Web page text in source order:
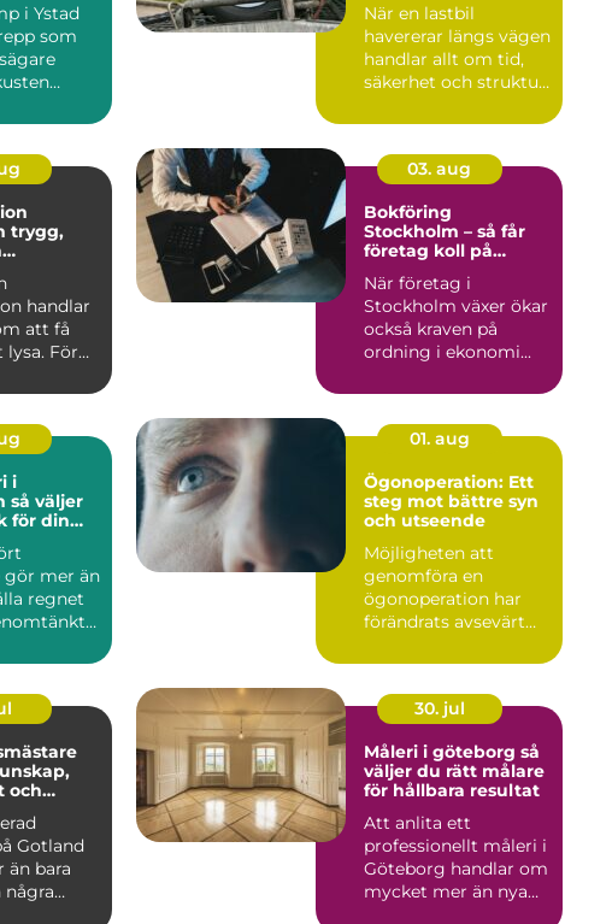
i Ystad
som
När en lastbil
havererar längs vägen
handlar allt om tid,
säkerhet och struktur.
handlar
att få
För
03. aug
Bokföring
Stockholm – så får
företag koll på
När företag i
Stockholm växer ökar
också kraven på
ordning i ekonomi...
i
för din
gör mer än
regnet
01. aug
Ögonoperation: Ett
steg mot bättre syn
och utseende
Möjligheten att
genomföra en
ögonoperation har
förändrats avsevärt
och
Gotland
än bara
några
30. jul
Måleri i göteborg så
väljer du rätt målare
för hållbara resultat
Att anlita ett
professionellt måleri i
Göteborg handlar om
mycket mer än nya